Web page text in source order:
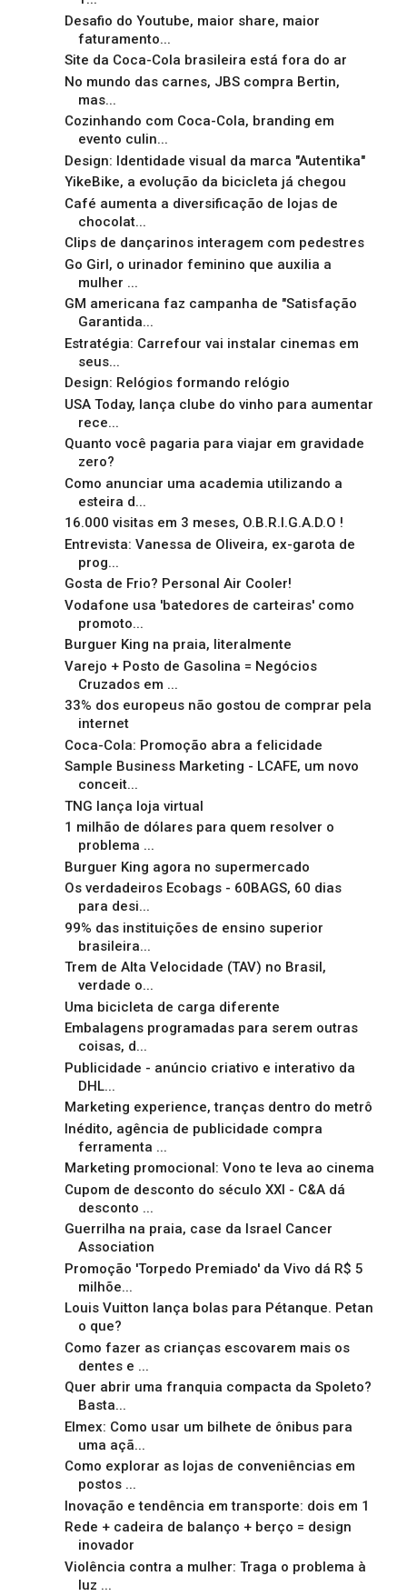
Desafio do Youtube, maior share, maior
faturamento...
Site da Coca-Cola brasileira está fora do ar
No mundo das carnes, JBS compra Bertin,
mas...
Cozinhando com Coca-Cola, branding em
evento culin...
Design: Identidade visual da marca "Autentika"
YikeBike, a evolução da bicicleta já chegou
Café aumenta a diversificação de lojas de
chocolat...
Clips de dançarinos interagem com pedestres
Go Girl, o urinador feminino que auxilia a
mulher ...
GM americana faz campanha de "Satisfação
Garantida...
Estratégia: Carrefour vai instalar cinemas em
seus...
Design: Relógios formando relógio
USA Today, lança clube do vinho para aumentar
rece...
Quanto você pagaria para viajar em gravidade
zero?
Como anunciar uma academia utilizando a
esteira d...
16.000 visitas em 3 meses, O.B.R.I.G.A.D.O !
Entrevista: Vanessa de Oliveira, ex-garota de
prog...
Gosta de Frio? Personal Air Cooler!
Vodafone usa 'batedores de carteiras' como
promoto...
Burguer King na praia, literalmente
Varejo + Posto de Gasolina = Negócios
Cruzados em ...
33% dos europeus não gostou de comprar pela
internet
Coca-Cola: Promoção abra a felicidade
Sample Business Marketing - LCAFE, um novo
conceit...
TNG lança loja virtual
1 milhão de dólares para quem resolver o
problema ...
Burguer King agora no supermercado
Os verdadeiros Ecobags - 60BAGS, 60 dias
para desi...
99% das instituições de ensino superior
brasileira...
Trem de Alta Velocidade (TAV) no Brasil,
verdade o...
Uma bicicleta de carga diferente
Embalagens programadas para serem outras
coisas, d...
Publicidade - anúncio criativo e interativo da
DHL...
Marketing experience, tranças dentro do metrô
Inédito, agência de publicidade compra
ferramenta ...
Marketing promocional: Vono te leva ao cinema
Cupom de desconto do século XXI - C&A dá
desconto ...
Guerrilha na praia, case da Israel Cancer
Association
Promoção 'Torpedo Premiado' da Vivo dá R$ 5
milhõe...
Louis Vuitton lança bolas para Pétanque. Petan
o que?
Como fazer as crianças escovarem mais os
dentes e ...
Quer abrir uma franquia compacta da Spoleto?
Basta...
Elmex: Como usar um bilhete de ônibus para
uma açã...
Como explorar as lojas de conveniências em
postos ...
Inovação e tendência em transporte: dois em 1
Rede + cadeira de balanço + berço = design
inovador
Violência contra a mulher: Traga o problema à
luz ...